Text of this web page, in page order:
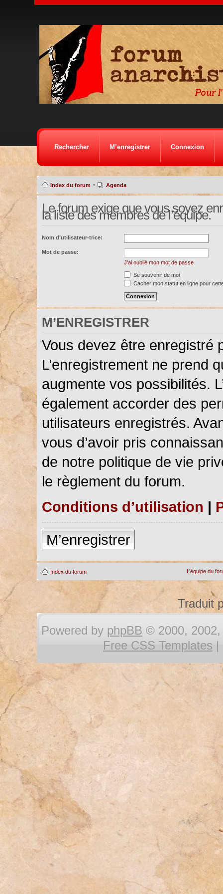
Rechercher M’enregistrer Connexion
Index du forum • Agenda
Le forum exige que vous soyez
la liste des membres de l’équipe.
Nom d’utilisateur-trice:
Mot de passe:
J’ai oublié mon mot de passe
Se souvenir de moi
Cacher mon statut en ligne pour
M’ENREGISTRER
Vous devez être enregistré
L’enregistrement ne prend
augmente vos possibilités.
également accorder des
utilisateurs enregistrés.
vous d’avoir pris
de notre politique de vie
le règlement du forum.
Conditions d’utilisation |
M’enregistrer
Index du forum L’équipe du
Traduit
Powered by phpBB © 2000, 2002,
Free CSS Templates |